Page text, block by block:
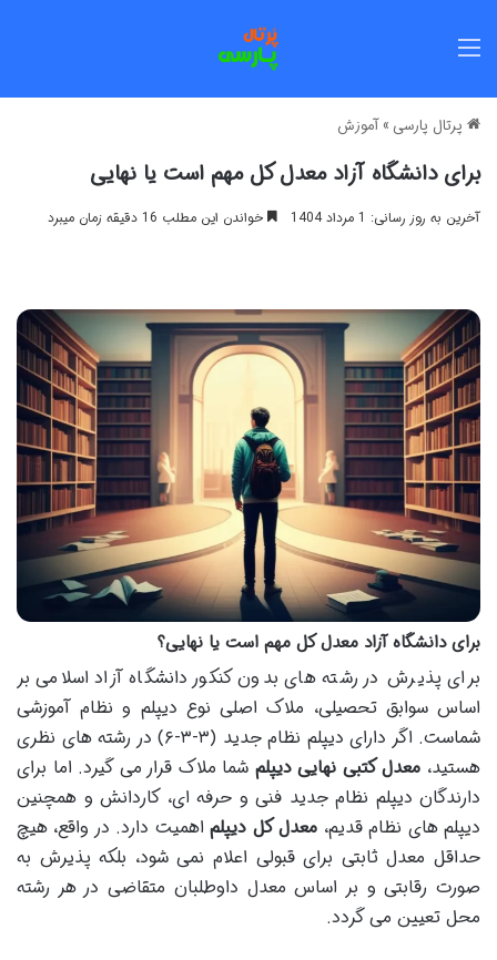
پرتال پارسی »آموزش
برای دانشگاه آزاد معدل کل مهم است یا نهایی
آخرین به روز رسانی: 1 مرداد 1404 خواندن این مطلب 16 دقیقه زمان میبرد
برای دانشگاه آزاد معدل کل مهم است یا نهایی؟
برای پذیرش در رشته های بدون کنکور دانشگاه آزاد اسلامی بر
اساس سوابق تحصیلی، ملاک اصلی نوع دیپلم و نظام آموزشی
شماست. اگر دارای دیپلم نظام جدید (۳-۳-۶) در رشته های نظری
هستید، معدل کتبی نهایی دیپلم شما ملاک قرار می گیرد. اما برای
دارندگان دیپلم نظام جدید فنی و حرفه ای، کاردانش و همچنین
دیپلم های نظام قدیم، معدل کل دیپلماهمیت دارد. در واقع، هیچ
حداقل معدل ثابتی برای قبولی اعلام نمی شود، بلکه پذیرش به
صورت رقابتی و بر اساس معدل داوطلبان متقاضی در هر رشته
محل تعیین می گردد.